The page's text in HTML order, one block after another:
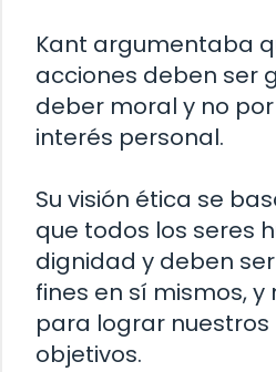
Kant argumentaba
acciones deben ser
deber moral y no
interés personal.
Su visión ética se
que todos los seres
dignidad y deben
fines en sí mismos,
para lograr nuestros
objetivos.